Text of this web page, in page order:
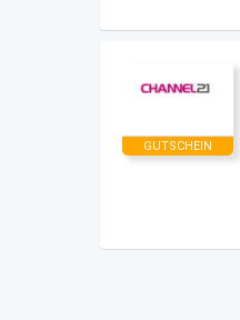
GUTSCHEIN